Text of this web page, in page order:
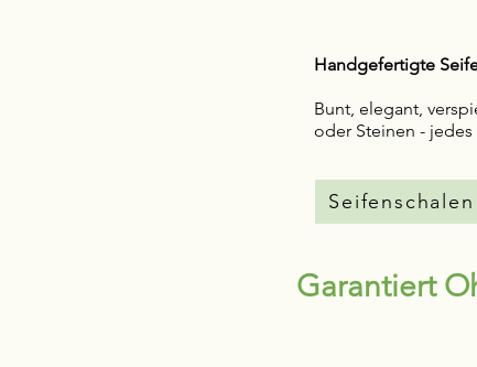
Handgefertigte
Bunt, elegant,
oder Steinen - jedes
Garantiert